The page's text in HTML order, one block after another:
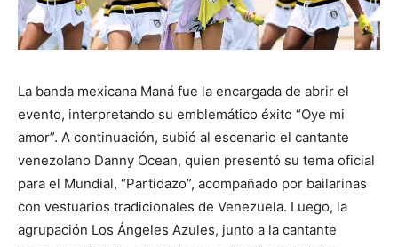
La banda mexicana Maná fue la encargada de abrir el
evento, interpretando su emblemático éxito “Oye mi
amor”. A continuación, subió al escenario el cantante
venezolano Danny Ocean, quien presentó su tema oficial
para el Mundial, “Partidazo”, acompañado por bailarinas
con vestuarios tradicionales de Venezuela. Luego, la
agrupación Los Ángeles Azules, junto a la cantante